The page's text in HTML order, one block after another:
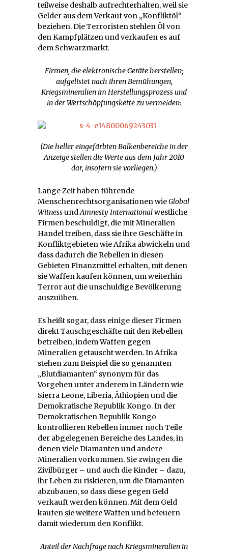
teilweise deshalb aufrechterhalten, weil sie
Gelder aus dem Verkauf von „Konfliktöl“
beziehen. Die Terroristen stehlen Öl von
den Kampfplätzen und verkaufen es auf
dem Schwarzmarkt.
Firmen, die elektronische Geräte herstellen;
aufgelistet nach ihren Bemühungen,
Kriegsmineralien im Herstellungsprozess und
in der Wertschöpfungskette zu vermeiden:
(Die heller eingefärbten Balkenbereiche in der
Anzeige stellen die Werte aus dem Jahr 2010
dar, insofern sie vorliegen.)
Lange Zeit haben führende
Menschenrechtsorganisationen wieGlobal
WitnessundAmnesty Internationalwestliche
Firmen beschuldigt, die mit Mineralien
Handel treiben, dass sie ihre Geschäfte in
Konfliktgebieten wie Afrika abwickeln und
dass dadurch die Rebellen in diesen
Gebieten Finanzmittel erhalten, mit denen
sie Waffen kaufen können, um weiterhin
Terror auf die unschuldige Bevölkerung
auszuüben.
Es heißt sogar, dass einige dieser Firmen
direkt Tauschgeschäfte mit den Rebellen
betreiben, indem Waffen gegen
Mineralien getauscht werden. In Afrika
stehen zum Beispiel die so genannten
„Blutdiamanten“ synonym für das
Vorgehen unter anderem in Ländern wie
Sierra Leone, Liberia, Äthiopien und die
Demokratische Republik Kongo. In der
Demokratischen Republik Kongo
kontrollieren Rebellen immer noch Teile
der abgelegenen Bereiche des Landes, in
denen viele Diamanten und andere
Mineralien vorkommen. Sie zwingen die
Zivilbürger – und auch die Kinder – dazu,
ihr Leben zu riskieren, um die Diamanten
abzubauen, so dass diese gegen Geld
verkauft werden können. Mit dem Geld
kaufen sie weitere Waffen und befeuern
damit wiederum den Konflikt.
Anteil der Nachfrage nach Kriegsmineralien in